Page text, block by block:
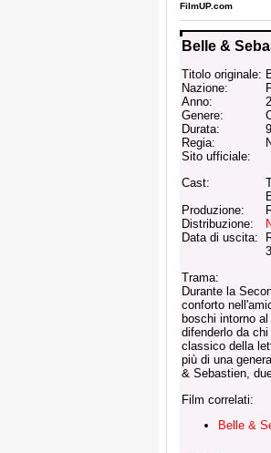
FilmUP.com
Belle &
Titolo originale:
Nazione:
Anno:
Genere:
Durata:
Regia:
Sito ufficiale:
Cast:
Produzione:
Distribuzione:
Data di uscita:
Trama:
Durante la
conforto
boschi intorno
difenderlo da
classico della
più di una
& Sebastien,
Film correlati:
Belle &